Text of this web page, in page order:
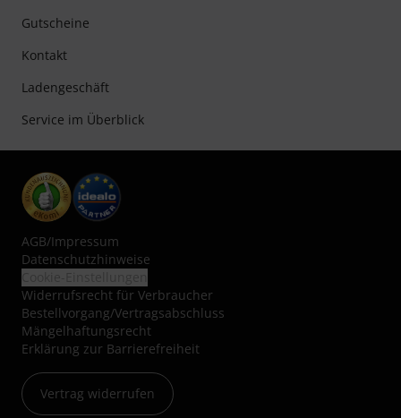
Gutscheine
Kontakt
Ladengeschäft
Service im Überblick
AGB/Impressum
Datenschutzhinweise
Widerrufsrecht für Verbraucher
Bestellvorgang/Vertragsabschluss
Mängelhaftungsrecht
Erklärung zur Barrierefreiheit
Vertrag widerrufen